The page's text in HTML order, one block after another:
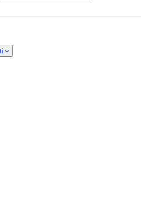
Movimento dell'orologio
dell’orologio
dell’orologio